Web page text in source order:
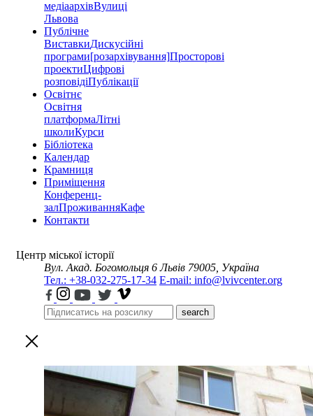
медіаархівВулиці
Львова
Публічне
ВиставкиДискусійні
програми[розархівування]Просторові
проектиЦифрові
розповідіПублікації
Освітнє
Освітня
платформаЛітні
школиКурси
Бібліотека
Календар
Крамниця
Приміщення
Конференц-
залПроживанняКафе
Контакти
Центр міської історії
Вул. Акад. Богомольця 6 Львів 79005, Україна
Тел.: +38-032-275-17-34 E-mail: info@lvivcenter.org
search